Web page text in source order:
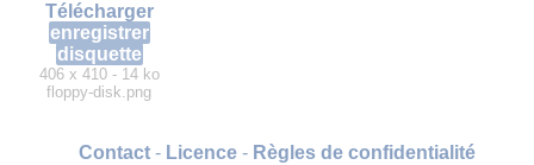
Télécharger
enregistrer
disquette
406 x 410 - 14 ko
floppy-disk.png
Contact- Licence- Règles de confidentialité